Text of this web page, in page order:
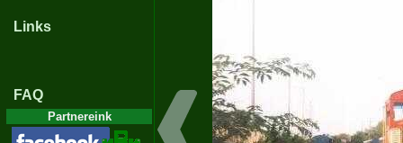
Links
FAQ
Partnereink